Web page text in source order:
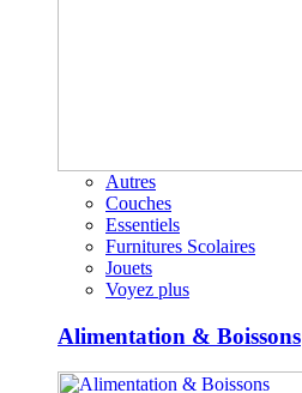
Autres
Couches
Essentiels
Furnitures Scolaires
Jouets
Voyez plus
Alimentation & Boissons